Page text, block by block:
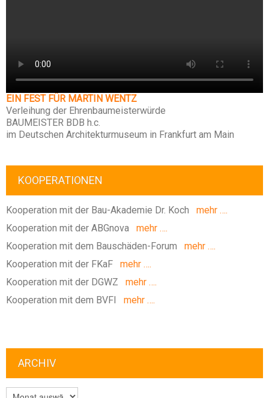
EIN FEST FÜR MARTIN WENTZ
Verleihung der Ehrenbaumeisterwürde
BAUMEISTER BDB h.c.
im Deutschen Architekturmuseum in Frankfurt am Main
KOOPERATIONEN
Kooperation mit der Bau-Akademie Dr. Koch mehr ….
Kooperation mit der ABGnova mehr ….
Kooperation mit dem Bauschäden-Forum mehr ….
Kooperation mit der FKaF mehr ….
Kooperation mit der DGWZ mehr ….
Kooperation mit dem BVFI
mehr ….
ARCHIV
ARCHIV